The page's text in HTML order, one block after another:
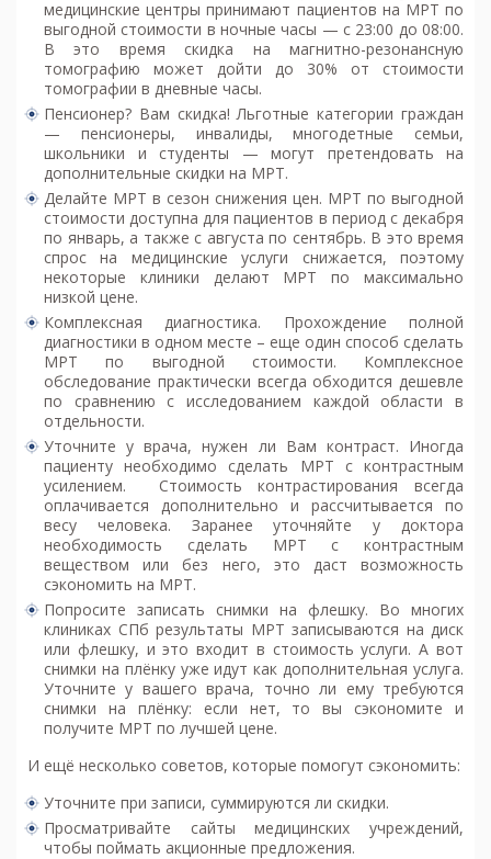
медицинские центры принимают пациентов на МРТ по
выгодной стоимости в ночные часы — с 23:00 до 08:00.
В это время скидка на магнитно-резонансную
томографию может дойти до 30% от стоимости
томографии в дневные часы.
Пенсионер? Вам скидка! Льготные категории граждан
— пенсионеры, инвалиды, многодетные семьи,
школьники и студенты — могут претендовать на
дополнительные скидки на МРТ.
Делайте МРТ в сезон снижения цен. МРТ по выгодной
стоимости доступна для пациентов в период с декабря
по январь, а также с августа по сентябрь. В это время
спрос на медицинские услуги снижается, поэтому
некоторые клиники делают МРТ по максимально
низкой цене.
Комплексная диагностика. Прохождение полной
диагностики в одном месте – еще один способ сделать
МРТ по выгодной стоимости. Комплексное
обследование практически всегда обходится дешевле
по сравнению с исследованием каждой области в
отдельности.
Уточните у врача, нужен ли Вам контраст. Иногда
пациенту необходимо сделать МРТ с контрастным
усилением. Стоимость контрастирования всегда
оплачивается дополнительно и рассчитывается по
весу человека. Заранее уточняйте у доктора
необходимость сделать МРТ с контрастным
веществом или без него, это даст возможность
сэкономить на МРТ.
Попросите записать снимки на флешку. Во многих
клиниках СПб результаты МРТ записываются на диск
или флешку, и это входит в стоимость услуги. А вот
снимки на плёнку уже идут как дополнительная услуга.
Уточните у вашего врача, точно ли ему требуются
снимки на плёнку: если нет, то вы сэкономите и
получите МРТ по лучшей цене.
И ещё несколько советов, которые помогут сэкономить:
Уточните при записи, суммируются ли скидки.
Просматривайте сайты медицинских учреждений,
чтобы поймать акционные предложения.